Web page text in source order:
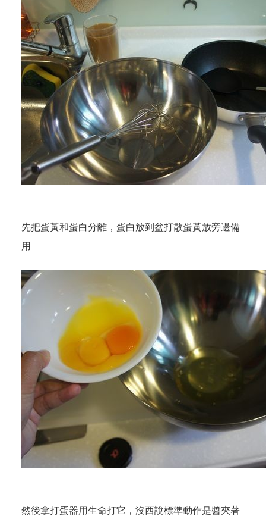
先把蛋黃和蛋白分離，蛋白放到盆打散蛋黃放旁邊備
用
然後拿打蛋器用生命打它，沒西說標準動作是醬夾著